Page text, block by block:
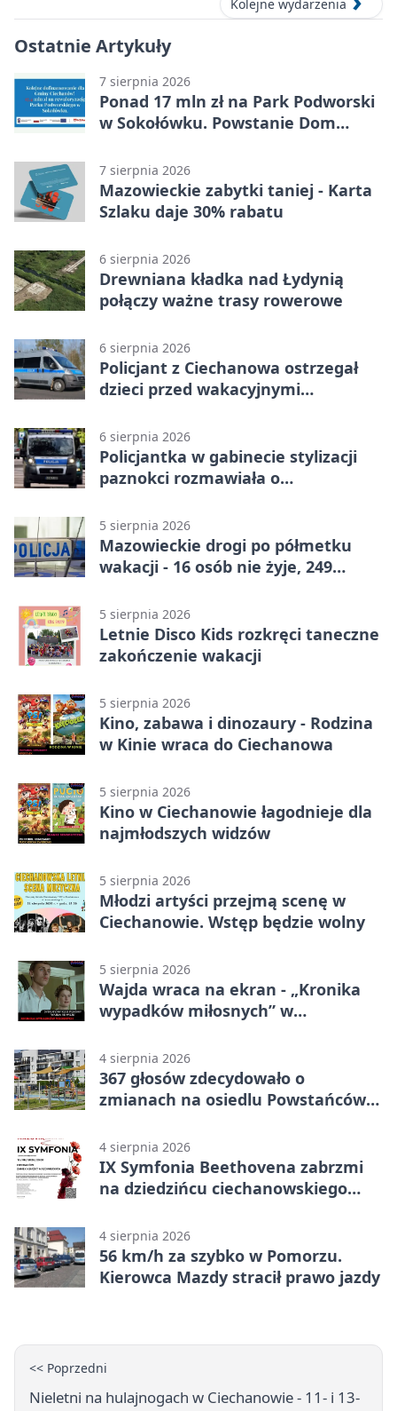
Kolejne wydarzenia
Ostatnie Artykuły
7 sierpnia 2026
Ponad 17 mln zł na Park Podworski
w Sokołówku. Powstanie Dom
7 sierpnia 2026
Mazowieckie zabytki taniej - Karta
Szlaku daje 30% rabatu
6 sierpnia 2026
Drewniana kładka nad Łydynią
połączy ważne trasy rowerowe
6 sierpnia 2026
Policjant z Ciechanowa ostrzegał
dzieci przed wakacyjnymi
6 sierpnia 2026
Policjantka w gabinecie stylizacji
paznokci rozmawiała o
5 sierpnia 2026
Mazowieckie drogi po półmetku
wakacji - 16 osób nie żyje, 249
5 sierpnia 2026
Letnie Disco Kids rozkręci taneczne
zakończenie wakacji
5 sierpnia 2026
Kino, zabawa i dinozaury - Rodzina
w Kinie wraca do Ciechanowa
5 sierpnia 2026
Kino w Ciechanowie łagodnieje dla
najmłodszych widzów
5 sierpnia 2026
Młodzi artyści przejmą scenę w
Ciechanowie. Wstęp będzie wolny
5 sierpnia 2026
Wajda wraca na ekran - „Kronika
wypadków miłosnych” w
4 sierpnia 2026
367 głosów zdecydowało o
zmianach na osiedlu Powstańców
4 sierpnia 2026
IX Symfonia Beethovena zabrzmi
na dziedzińcu ciechanowskiego
4 sierpnia 2026
56 km/h za szybko w Pomorzu.
Kierowca Mazdy stracił prawo jazdy
<< Poprzedni
Nieletni na hulajnogach w Ciechanowie - 11- i 13-